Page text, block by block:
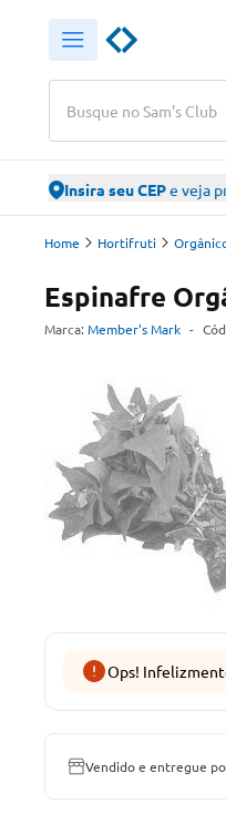
Busque no Sam's Club
Insira seu CEPe veja
Home Hortifruti
Espinafre
Marca: Member's Mark -
Ops!
Vendido e entregue